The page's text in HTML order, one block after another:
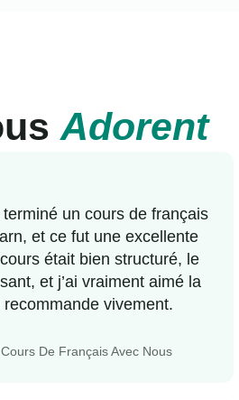
Adorent
De Français Avec Nous
terminé un cours de français
et ce fut une excellente
était bien structuré, le
et j’ai vraiment aimé la
vivement.